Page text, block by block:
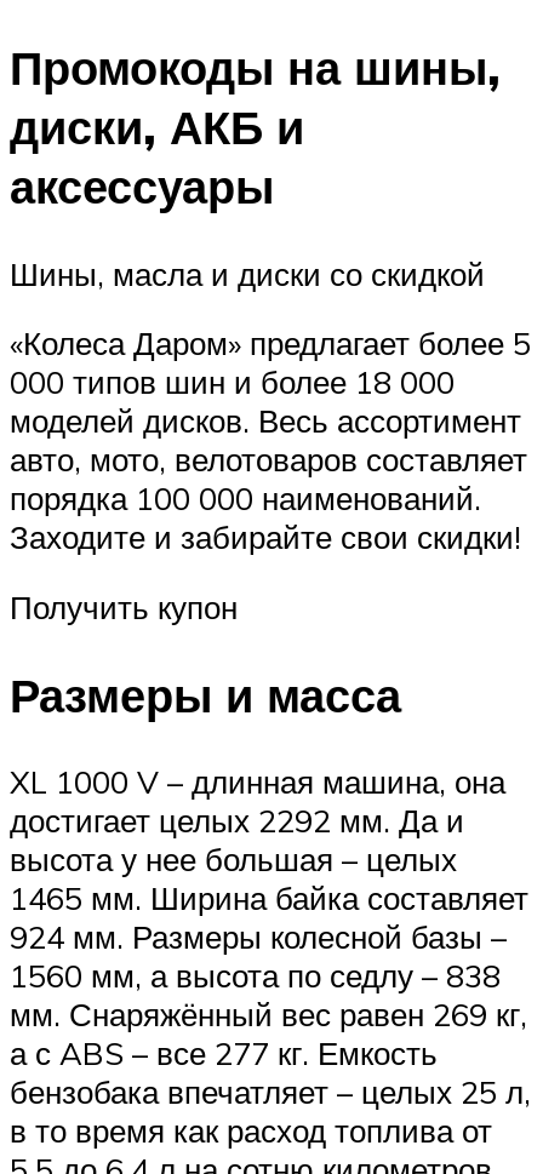
Промокоды на шины,
диски, АКБ и
аксессуары
Шины, масла и диски со скидкой
«Колеса Даром» предлагает более 5
000 типов шин и более 18 000
моделей дисков. Весь ассортимент
авто, мото, велотоваров составляет
порядка 100 000 наименований.
Заходите и забирайте свои скидки!
Получить купон
Размеры и масса
XL 1000 V – длинная машина, она
достигает целых 2292 мм. Да и
высота у нее большая – целых
1465 мм. Ширина байка составляет
924 мм. Размеры колесной базы –
1560 мм, а высота по седлу – 838
мм. Снаряжённый вес равен 269 кг,
а с ABS – все 277 кг. Емкость
бензобака впечатляет – целых 25 л,
в то время как расход топлива от